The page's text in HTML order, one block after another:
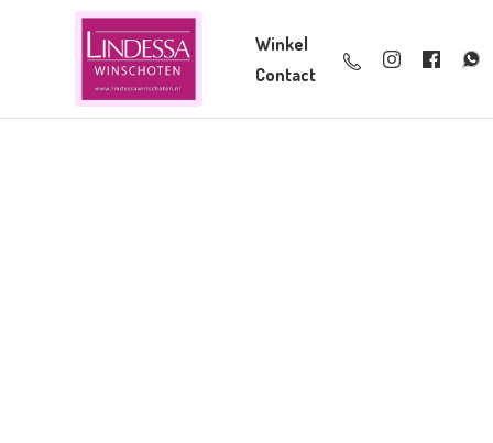
Winkel
Contact